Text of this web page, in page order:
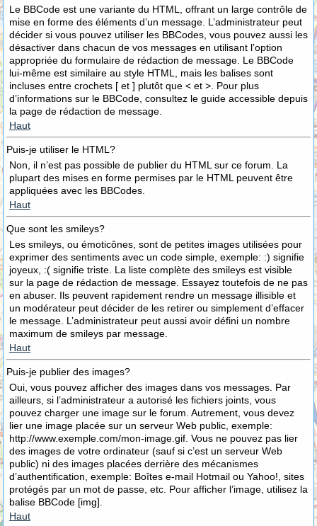
Le BBCode est une variante du HTML, offrant un large contrôle de
mise en forme des éléments d’un message. L’administrateur peut
décider si vous pouvez utiliser les BBCodes, vous pouvez aussi les
désactiver dans chacun de vos messages en utilisant l’option
appropriée du formulaire de rédaction de message. Le BBCode
lui-même est similaire au style HTML, mais les balises sont
incluses entre crochets [ et ] plutôt que < et >. Pour plus
d’informations sur le BBCode, consultez le guide accessible depuis
la page de rédaction de message.
Haut
Puis-je utiliser le HTML?
Non, il n’est pas possible de publier du HTML sur ce forum. La
plupart des mises en forme permises par le HTML peuvent être
appliquées avec les BBCodes.
Haut
Que sont les smileys?
Les smileys, ou émoticônes, sont de petites images utilisées pour
exprimer des sentiments avec un code simple, exemple: :) signifie
joyeux, :( signifie triste. La liste complète des smileys est visible
sur la page de rédaction de message. Essayez toutefois de ne pas
en abuser. Ils peuvent rapidement rendre un message illisible et
un modérateur peut décider de les retirer ou simplement d’effacer
le message. L’administrateur peut aussi avoir défini un nombre
maximum de smileys par message.
Haut
Puis-je publier des images?
Oui, vous pouvez afficher des images dans vos messages. Par
ailleurs, si l’administrateur a autorisé les fichiers joints, vous
pouvez charger une image sur le forum. Autrement, vous devez
lier une image placée sur un serveur Web public, exemple:
http://www.exemple.com/mon-image.gif. Vous ne pouvez pas lier
des images de votre ordinateur (sauf si c’est un serveur Web
public) ni des images placées derrière des mécanismes
d’authentification, exemple: Boîtes e-mail Hotmail ou Yahoo!, sites
protégés par un mot de passe, etc. Pour afficher l’image, utilisez la
balise BBCode [img].
Haut